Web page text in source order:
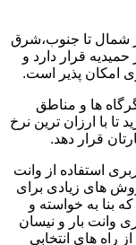
شمال تا جنوب،شرق
قرار دارد و
امکان پذیر است.
ها و مناطق
تا با ارزان ترین نرخ
قرار دهد.
استفاده از وانت
های زیادی برای
بنا به خواسته و
وانت بار و نیسان
راه های انتخابی